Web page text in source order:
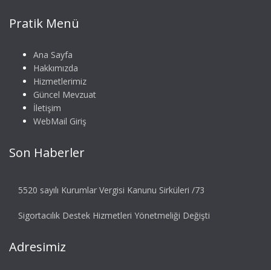
Pratik Menü
Ana Sayfa
Hakkımızda
Hizmetlerimiz
Güncel Mevzuat
İletişim
WebMail Giriş
Son Haberler
5520 sayılı Kurumlar Vergisi Kanunu Sirküleri /73
Sigortacılık Destek Hizmetleri Yönetmeliği Değişti
Adresimiz